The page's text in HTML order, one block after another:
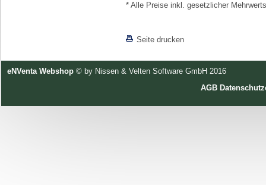
* Alle Preise inkl. gesetzlicher
Seite drucken
eNVenta Webshop © by Nissen & Velten Software GmbH 2016
AGB